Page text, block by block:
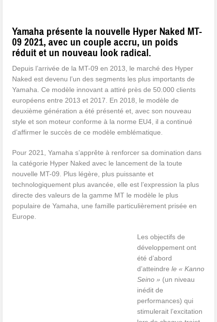
Yamaha présente la nouvelle Hyper Naked MT-
09 2021, avec un couple accru, un poids
réduit et un nouveau look radical.
Depuis l’arrivée de la MT-09 en 2013, le marché des Hyper
Naked est devenu l’un des segments les plus importants de
Yamaha. Ce modèle innovant a attiré près de 50.000 clients
européens entre 2013 et 2017. En 2018, le modèle de
deuxième génération a été présenté et, avec son nouveau
style et son moteur conforme à la norme EU4, il a continué
d’affirmer le succès de ce modèle emblématique.
Pour 2021, Yamaha s’apprête à renforcer sa domination dans
la catégorie Hyper Naked avec le lancement de la toute
nouvelle MT-09. Plus légère, plus puissante et
technologiquement plus avancée, elle est l’expression la plus
directe des valeurs de la gamme MT le modèle le plus
populaire de Yamaha, une famille particulièrement prisée en
Europe.
Les objectifs de
développement ont
été d’abord
d’atteindrele « Kanno
Seino » (un niveau
inédit de
performances) qui
stimulerait l’excitation